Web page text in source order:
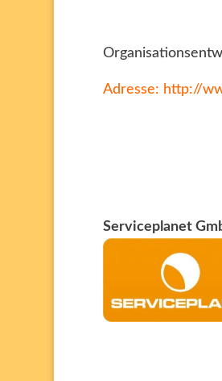
Adresse: http://
Serviceplanet